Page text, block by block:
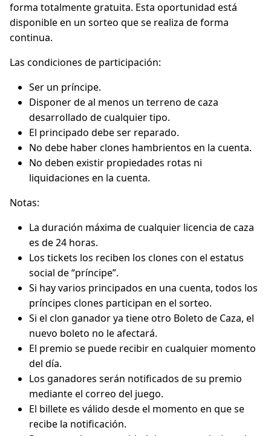
forma totalmente gratuita. Esta oportunidad está
disponible en un sorteo que se realiza de forma
continua.
Las condiciones de participación:
Ser un príncipe.
Disponer de al menos un terreno de caza
desarrollado de cualquier tipo.
El principado debe ser reparado.
No debe haber clones hambrientos en la cuenta.
No deben existir propiedades rotas ni
liquidaciones en la cuenta.
Notas:
La duración máxima de cualquier licencia de caza
es de 24 horas.
Los tickets los reciben los clones con el estatus
social de “príncipe”.
Si hay varios principados en una cuenta, todos los
príncipes clones participan en el sorteo.
Si el clon ganador ya tiene otro Boleto de Caza, el
nuevo boleto no le afectará.
El premio se puede recibir en cualquier momento
del día.
Los ganadores serán notificados de su premio
mediante el correo del juego.
El billete es válido desde el momento en que se
recibe la notificación.